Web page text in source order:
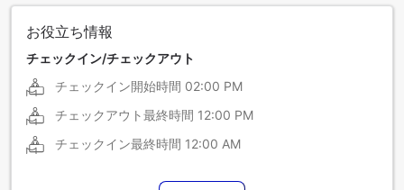
お役立ち情報
チェックイン/チェックアウト
チェックイン開始時間 02:00 PM
チェックアウト最終時間 12:00 PM
チェックイン最終時間 12:00 AM